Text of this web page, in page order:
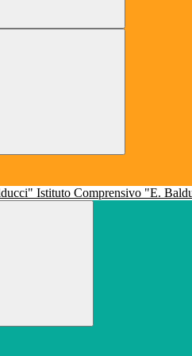
Istituto Comprensivo "E.